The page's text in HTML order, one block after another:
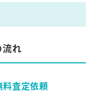
れ
料査定依頼